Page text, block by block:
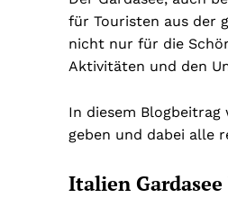
für Touristen aus der
nicht nur für die
Aktivitäten und den
In diesem Blogbeitrag
geben und dabei alle
Italien